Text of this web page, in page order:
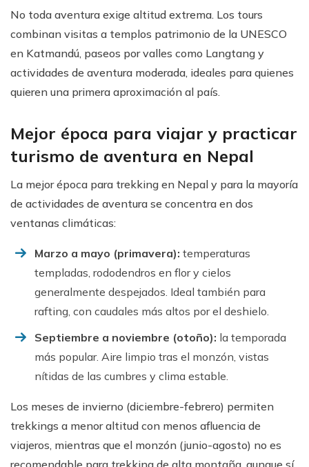
No toda aventura exige altitud extrema. Los tours
combinan visitas a templos patrimonio de la UNESCO
en Katmandú, paseos por valles como Langtang y
actividades de aventura moderada, ideales para quienes
quieren una primera aproximación al país.
Mejor época para viajar y practicar
turismo de aventura en Nepal
La mejor época para trekking en Nepal y para la mayoría
de actividades de aventura se concentra en dos
ventanas climáticas:
Marzo a mayo (primavera): temperaturas
templadas, rododendros en flor y cielos
generalmente despejados. Ideal también para
rafting, con caudales más altos por el deshielo.
Septiembre a noviembre (otoño): la temporada
más popular. Aire limpio tras el monzón, vistas
nítidas de las cumbres y clima estable.
Los meses de invierno (diciembre-febrero) permiten
trekkings a menor altitud con menos afluencia de
viajeros, mientras que el monzón (junio-agosto) no es
recomendable para trekking de alta montaña, aunque sí